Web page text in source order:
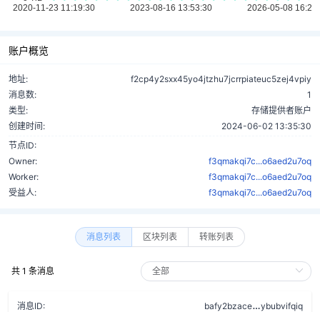
账户概览
地址:
f2cp4y2sxx45yo4jtzhu7jcrrpiateuc5zej4vpiy
消息数:
1
类型:
存储提供者账户
创建时间:
2024-06-02 13:35:30
节点ID:
Owner:
f3qmakqi7c...o6aed2u7oq
Worker:
f3qmakqi7c...o6aed2u7oq
受益人:
f3qmakqi7c...o6aed2u7oq
消息列表 区块列表 转账列表
共 1 条消息
消息ID: bafy2bzace
ybubvifqiq